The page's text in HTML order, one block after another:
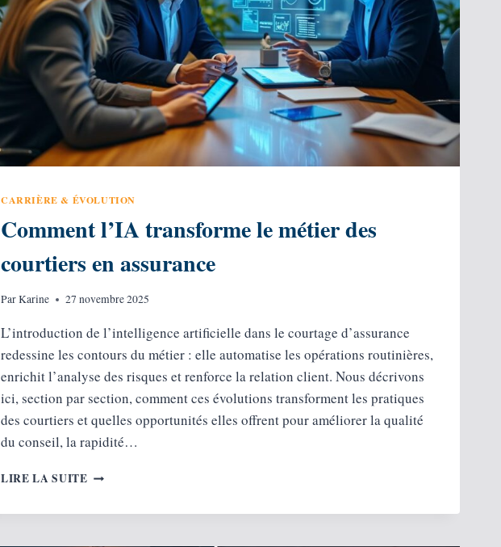
CARRIÈRE & ÉVOLUTION
Comment l’IA transforme le métier des
courtiers en assurance
ParKarine 27 novembre 2025
L’introduction de l’intelligence artificielle dans le courtage d’assurance
redessine les contours du métier : elle automatise les opérations routinières,
enrichit l’analyse des risques et renforce la relation client. Nous décrivons
ici, section par section, comment ces évolutions transforment les pratiques
des courtiers et quelles opportunités elles offrent pour améliorer la qualité
du conseil, la rapidité…
LIRE LA SUITE COMMENT